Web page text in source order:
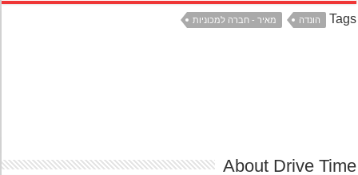
הונדה מאיר - חברה למכוניות
About Drive